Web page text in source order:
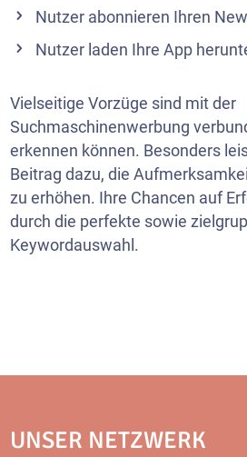
Nutzer abonnieren Ihren
Nutzer laden Ihre App
Vielseitige Vorzüge sind mit der
Suchmaschinenwerbung
erkennen können. Besonders
Beitrag dazu, die
zu erhöhen. Ihre Chancen auf
durch die perfekte sowie
Keywordauswahl.
UNSER NETZWERK